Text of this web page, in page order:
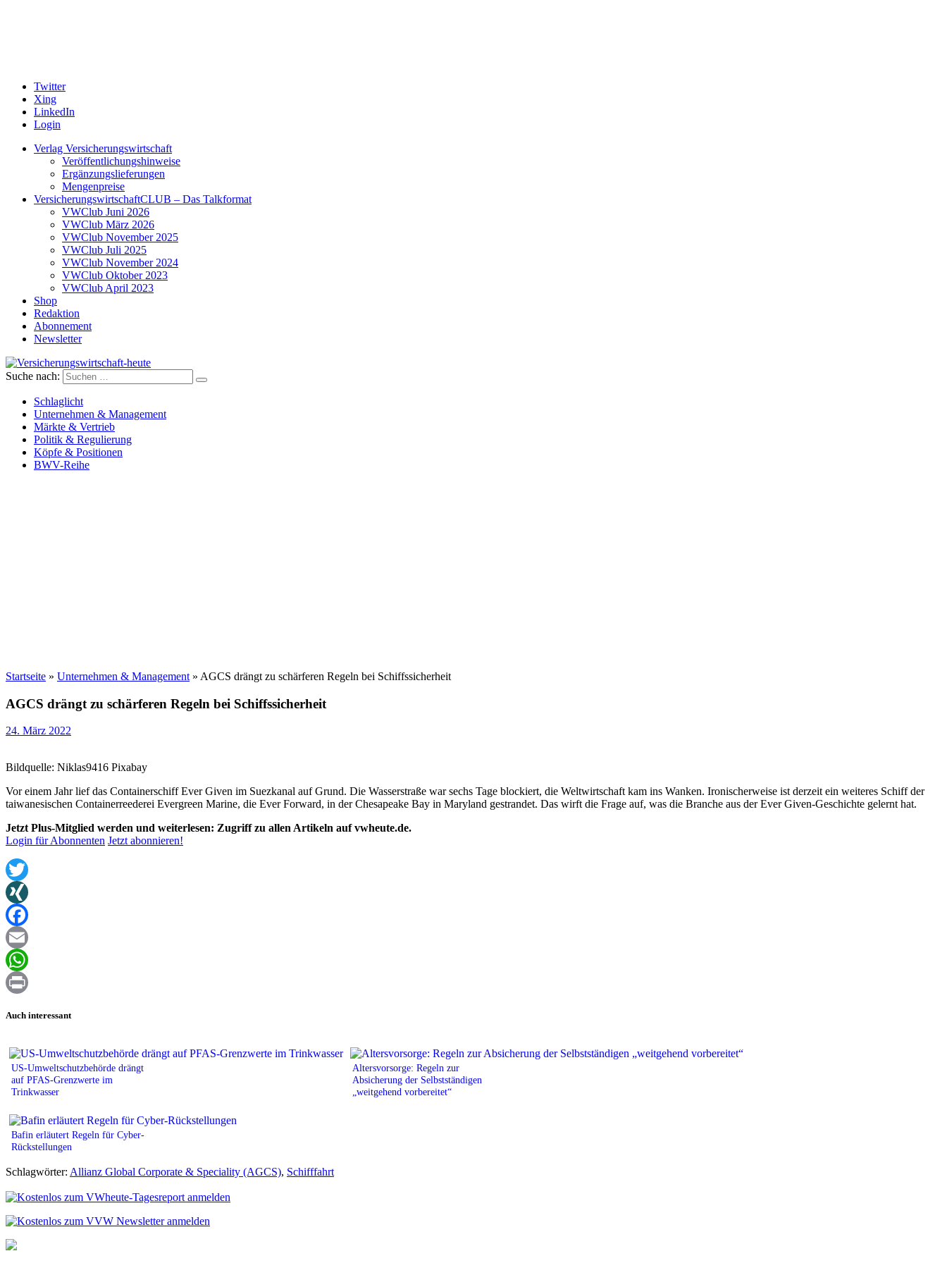
Twitter
Xing
LinkedIn
Login
Verlag Versicherungswirtschaft
Veröffentlichungshinweise
Ergänzungslieferungen
Mengenpreise
VersicherungswirtschaftCLUB – Das Talkformat
VWClub Juni 2026
VWClub März 2026
VWClub November 2025
VWClub Juli 2025
VWClub November 2024
VWClub Oktober 2023
VWClub April 2023
Shop
Redaktion
Abonnement
Newsletter
Versicherungswirtschaft-heute
Suche nach:
Schlaglicht
Unternehmen & Management
Märkte & Vertrieb
Politik & Regulierung
Köpfe & Positionen
BWV-Reihe
Startseite » Unternehmen & Management » AGCS drängt zu schärferen Regeln bei Schiffssicherheit
AGCS drängt zu schärferen Regeln bei Schiffssicherheit
24. März 2022
Bildquelle: Niklas9416 Pixabay
Vor einem Jahr lief das Containerschiff Ever Given im Suezkanal auf Grund. Die Wasserstraße war sechs Tage blockiert, die Weltwirtschaft kam ins Wanken. Ironischerweise ist derzeit ein weiteres Schiff der
taiwanesischen Containerreederei Evergreen Marine, die Ever Forward, in der Chesapeake Bay in Maryland gestrandet. Das wirft die Frage auf, was die Branche aus der Ever Given-Geschichte gelernt hat.
Jetzt Plus-Mitglied werden und weiterlesen: Zugriff zu allen Artikeln auf vwheute.de.
Login für Abonnenten Jetzt abonnieren!
Twitter
XING
Facebook
Email
WhatsApp
Auch interessant
US-Umweltschutzbehörde drängt
auf PFAS-Grenzwerte im
Trinkwasser
Altersvorsorge: Regeln zur
Absicherung der Selbstständigen
„weitgehend vorbereitet“
Bafin erläutert Regeln für Cyber-
Rückstellungen
Schlagwörter: Allianz Global Corporate & Speciality (AGCS), Schifffahrt